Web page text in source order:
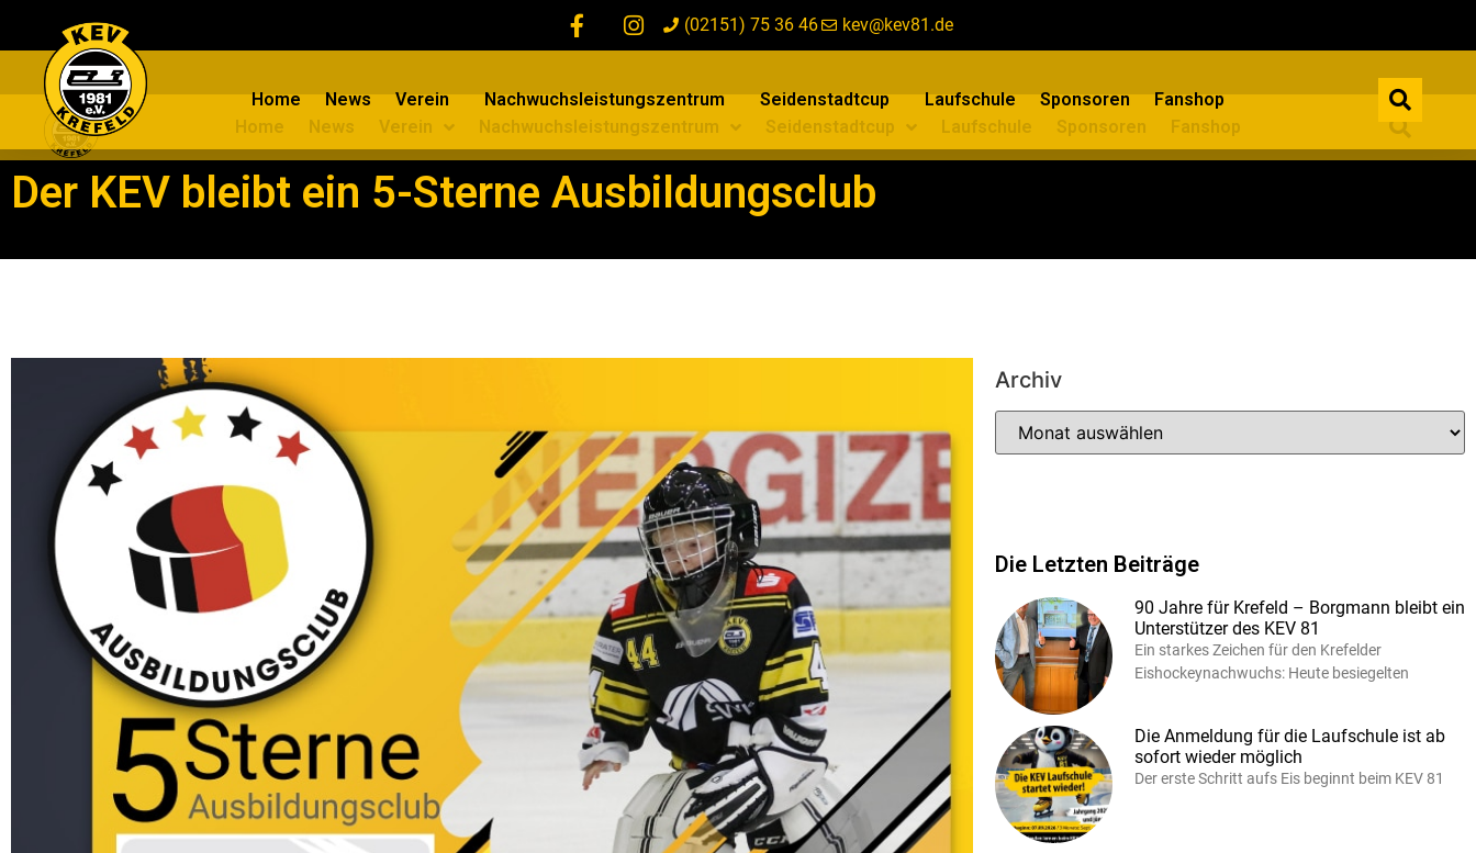
(02151) 75 36 46 kev@kev81.de
Home News Verein Nachwuchsleistungszentrum Seidenstadtcup Laufschule​ Sponsoren
Fanshop
Home
News Verein Nachwuchsleistungszentrum Seidenstadtcup Laufschule​ Sponsoren Fanshop
Der KEV bleibt ein 5-Sterne Ausbildungsclub
Archiv
Die Letzten Beiträge
90 Jahre für Krefeld – Borgmann bleibt ein
Unterstützer des KEV 81
Ein starkes Zeichen für den Krefelder
Eishockeynachwuchs: Heute besiegelten
Die Anmeldung für die Laufschule ist ab
sofort wieder möglich
Der erste Schritt aufs Eis beginnt beim KEV 81